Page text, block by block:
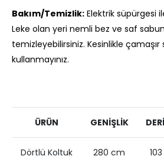
Bakım/Temizlik: Elektrik süpürgesi
Leke olan yeri nemli bez ve saf
temizleyebilirsiniz. Kesinlikle
kullanmayınız.
ÜRÜN GENİŞLİK
Dörtlü Koltuk 280 cm